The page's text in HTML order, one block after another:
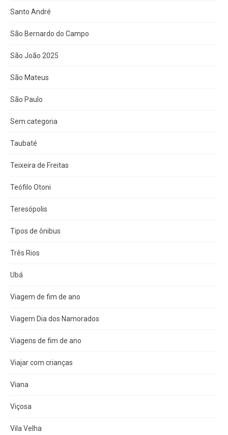
Santo André
São Bernardo do Campo
São João 2025
São Mateus
São Paulo
Sem categoria
Taubaté
Teixeira de Freitas
Teófilo Otoni
Teresópolis
Tipos de ônibus
Três Rios
Ubá
Viagem de fim de ano
Viagem Dia dos Namorados
Viagens de fim de ano
Viajar com crianças
Viana
Viçosa
Vila Velha